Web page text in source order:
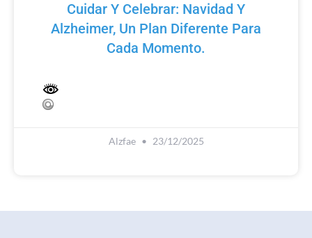
Cuidar Y Celebrar: Navidad Y
Alzheimer, Un Plan Diferente Para
Cada Momento.
Alzfae 23/12/2025